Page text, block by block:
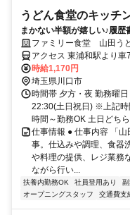
うどん食堂のキッ
まかない半額が嬉しい♪履
談可能！土日勤務歓迎！
ファミリー食堂 山田う
アクセス 東浦和駅より
時給1,170円
埼玉県川口市
時間帯 夕方・夜 勤務曜
22:30(土日祝日) ※上記時
時間～勤務OK 土日どちら
仕事情報 ● 仕事内容 「
事。仕込みや調理、食器
や料理の提供、レジ業務
ながら行い...
扶養内勤務OK 社員登用あり
オープニングスタッフ
交通費支